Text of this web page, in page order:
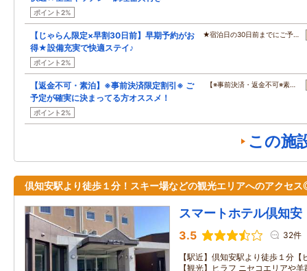
ポイント2%
【じゃらん限定×早割30日前】早期予約がお
得★設備充実で快適ステイ♪
ポイント2%
★宿泊日の30日前までにご予…
【返金不可・素泊】※事前決済限定割引※ ご
予定が確実に決まってる方オススメ！
ポイント2%
【※事前決済・返金不可※素…
この施
倶知安駅より徒歩１分！スキー場などの観光エリアへのアクセ
スマートホテル倶知安
3.5 32件
【駅近】倶知安駅より徒歩１分
【観光】ヒラフ ニセコエリアや